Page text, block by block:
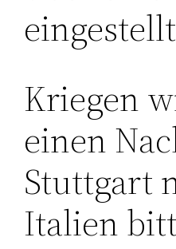
Kriegen
einen
Stuttgart
Italien